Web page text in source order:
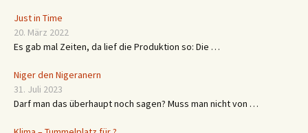
Just in Time
20. März 2022
Es gab mal Zeiten, da lief die Produktion so: Die …
Niger den Nigeranern
31. Juli 2023
Darf man das überhaupt noch sagen? Muss man nicht von …